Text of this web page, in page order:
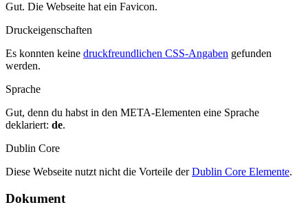
Gut. Die Webseite hat ein Favicon.
Druckeigenschaften
Es konnten keine druckfreundlichen CSS-Angaben gefunden
werden.
Sprache
Gut, denn du habst in den META-Elementen eine Sprache
deklariert: de.
Dublin Core
Diese Webseite nutzt nicht die Vorteile derDublin Core Elemente.
Dokument